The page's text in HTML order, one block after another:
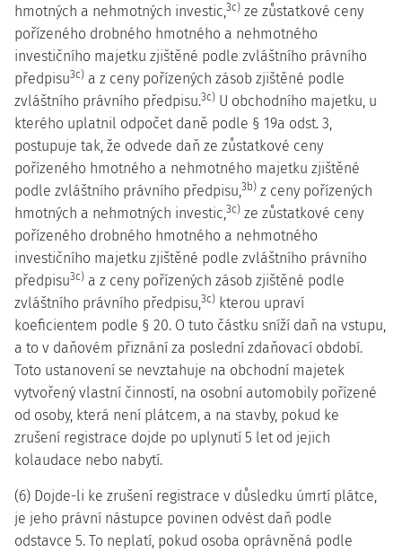
hmotných a nehmotných investic,3c) ze zůstatkové ceny
pořízeného drobného hmotného a nehmotného
investičního majetku zjištěné podle zvláštního právního
předpisu3c) a z ceny pořízených zásob zjištěné podle
zvláštního právního předpisu.3c) U obchodního majetku, u
kterého uplatnil odpočet daně podle § 19a odst. 3,
postupuje tak, že odvede daň ze zůstatkové ceny
pořízeného hmotného a nehmotného majetku zjištěné
podle zvláštního právního předpisu,3b) z ceny pořízených
hmotných a nehmotných investic,3c) ze zůstatkové ceny
pořízeného drobného hmotného a nehmotného
investičního majetku zjištěné podle zvláštního právního
předpisu3c) a z ceny pořízených zásob zjištěné podle
zvláštního právního předpisu,3c) kterou upraví
koeficientem podle § 20. O tuto částku sníží daň na vstupu,
a to v daňovém přiznání za poslední zdaňovací období.
Toto ustanovení se nevztahuje na obchodní majetek
vytvořený vlastní činností, na osobní automobily pořízené
od osoby, která není plátcem, a na stavby, pokud ke
zrušení registrace dojde po uplynutí 5 let od jejich
kolaudace nebo nabytí.
(6) Dojde-li ke zrušení registrace v důsledku úmrtí plátce,
je jeho právní nástupce povinen odvést daň podle
odstavce 5. To neplatí, pokud osoba oprávněná podle